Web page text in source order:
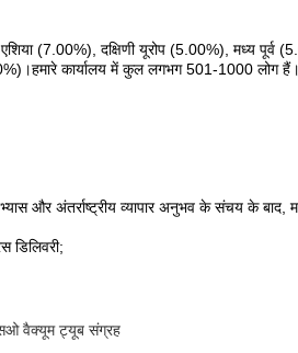
(7.00%), दक्षिणी यूरोप (5.00%), मध्य पूर्व
कार्यालय में कुल लगभग 501-1000 लोग हैं।
और अंतर्राष्ट्रीय व्यापार अनुभव के संचय के बाद,
डिलिवरी;
वैक्यूम ट्यूब संग्रह